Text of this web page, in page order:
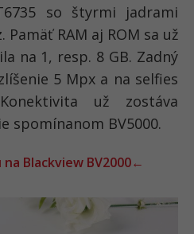
so štyrmi jadrami
RAM aj ROM sa už
na 1, resp. 8 GB. Zadný
5 Mpx a na selfies
už zostáva
spomínanom BV5000.
Blackview BV2000←